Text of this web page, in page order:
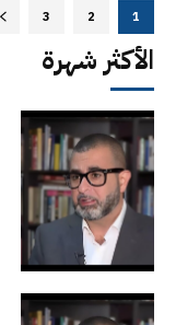
1
2
3
الأكثر شهرة